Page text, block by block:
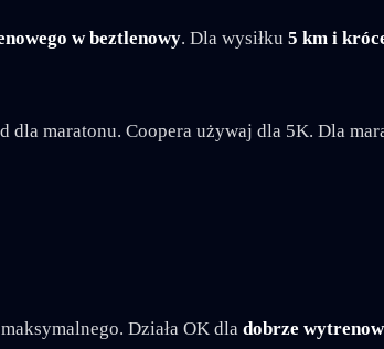
w beztlenowy. Dla wysiłku 5 km i
maratonu. Coopera używaj dla 5K. Dla
Działa OK dla dobrze